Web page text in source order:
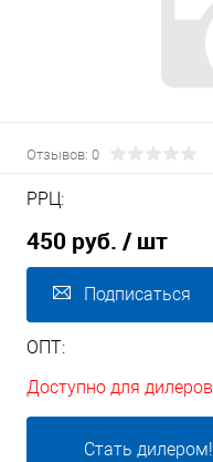
Отзывов: 0
РРЦ:
450 руб. / шт
Подписаться
ОПТ:
Доступно для дилеров
Стать дилером!